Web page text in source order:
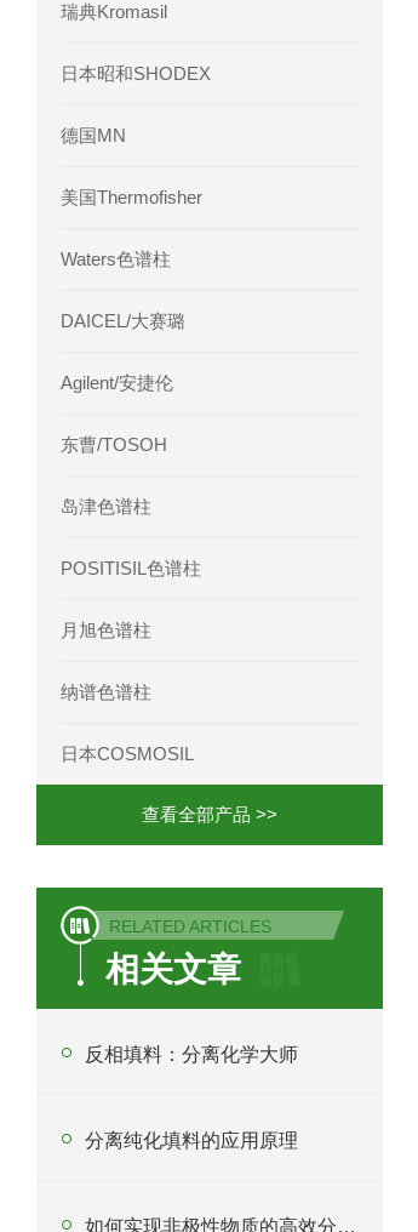
瑞典Kromasil
日本昭和SHODEX
德国MN
美国Thermofisher
Waters色谱柱
DAICEL/大赛璐
Agilent/安捷伦
东曹/TOSOH
岛津色谱柱
POSITISIL色谱柱
月旭色谱柱
纳谱色谱柱
日本COSMOSIL
查看全部产品 >>
RELATED ARTICLES
相关文章
反相填料：分离化学大师
分离纯化填料的应用原理
如何实现非极性物质的高效分离？反相填料的原理与应用